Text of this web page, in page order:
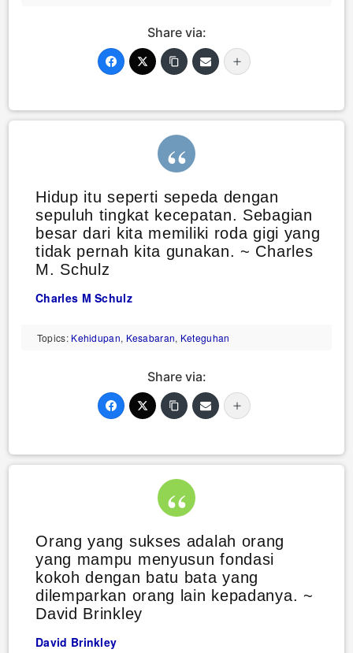
Share via:
Hidup itu seperti sepeda dengan
sepuluh tingkat kecepatan. Sebagian
besar dari kita memiliki roda gigi yang
tidak pernah kita gunakan. ~ Charles
M. Schulz
Charles M Schulz
Topics: Kehidupan, Kesabaran, Keteguhan
Share via:
Orang yang sukses adalah orang
yang mampu menyusun fondasi
kokoh dengan batu bata yang
dilemparkan orang lain kepadanya. ~
David Brinkley
David Brinkley